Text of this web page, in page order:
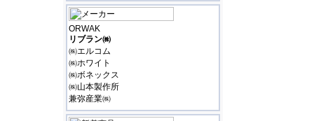
ORWAK
リブラン㈱
㈱エルコム
㈱ホワイト
㈱ボネックス
㈱山本製作所
兼弥産業㈱